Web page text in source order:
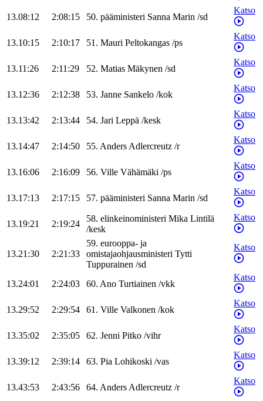
13.08:12 2:08:15 50. pääministeri Sanna Marin /sd
Katso
13.10:15 2:10:17 51. Mauri Peltokangas /ps
Katso
13.11:26 2:11:29 52. Matias Mäkynen /sd
Katso
13.12:36 2:12:38 53. Janne Sankelo /kok
Katso
13.13:42 2:13:44 54. Jari Leppä /kesk
Katso
13.14:47 2:14:50 55. AndersAdlercreutz /r
Katso
13.16:06 2:16:09 56. Ville Vähämäki /ps
Katso
13.17:13 2:17:15 57. pääministeri Sanna Marin /sd
Katso
13.19:21 2:19:24
58. elinkeinoministeri Mika Lintilä
/kesk
Katso
13.21:30 2:21:33
59. eurooppa- ja
omistajaohjausministeri Tytti
Tuppurainen /sd
Katso
13.24:01 2:24:03 60. Ano Turtiainen /vkk
Katso
13.29:52 2:29:54 61. Ville Valkonen /kok
Katso
13.35:02 2:35:05 62. Jenni Pitko /vihr
Katso
13.39:12 2:39:14 63. Pia Lohikoski /vas
Katso
13.43:53 2:43:56 64. AndersAdlercreutz /r
Katso